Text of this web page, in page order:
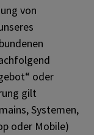
von
oder
gilt
Systemen,
oder Mobile)